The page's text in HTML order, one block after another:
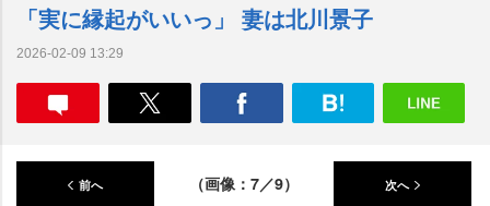
「実に縁起がいいっ」 妻は北川景子
2026-02-09 13:29
前へ （画像：7／9） 次へ